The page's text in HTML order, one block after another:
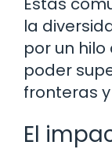
la
por un
poder
fronteras
El